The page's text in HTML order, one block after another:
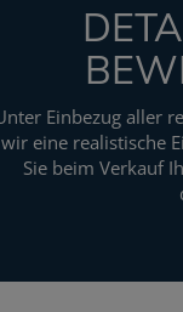
Einbezug aller
wir eine realistische
Sie beim Verkauf